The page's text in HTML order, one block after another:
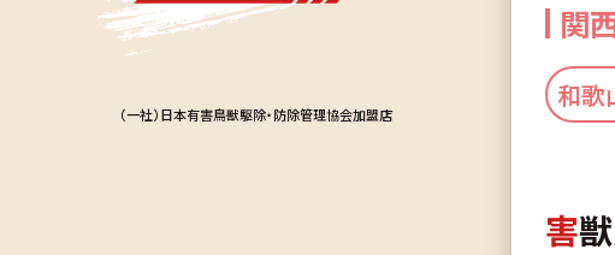
（一社）日本有害鳥獣駆除・防除管理協会加盟店
関
和歌
害